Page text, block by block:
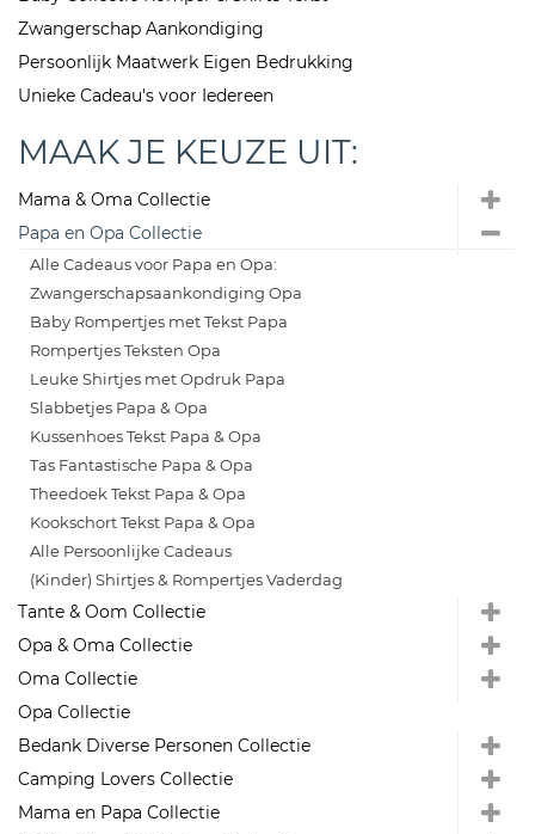
Zwangerschap Aankondiging
Persoonlijk Maatwerk Eigen Bedrukking
Unieke Cadeau's voor Iedereen
MAAK JE KEUZE UIT:
Mama & Oma Collectie
Papa en Opa Collectie
Alle Cadeaus voor Papa en Opa:
Zwangerschapsaankondiging Opa
Baby Rompertjes met Tekst Papa
Rompertjes Teksten Opa
Leuke Shirtjes met Opdruk Papa
Slabbetjes Papa & Opa
Kussenhoes Tekst Papa & Opa
Tas Fantastische Papa & Opa
Theedoek Tekst Papa & Opa
Kookschort Tekst Papa & Opa
Alle Persoonlijke Cadeaus
(Kinder) Shirtjes & Rompertjes Vaderdag
Tante & Oom Collectie
Opa & Oma Collectie
Oma Collectie
Opa Collectie
Bedank Diverse Personen Collectie
Camping Lovers Collectie
Mama en Papa Collectie